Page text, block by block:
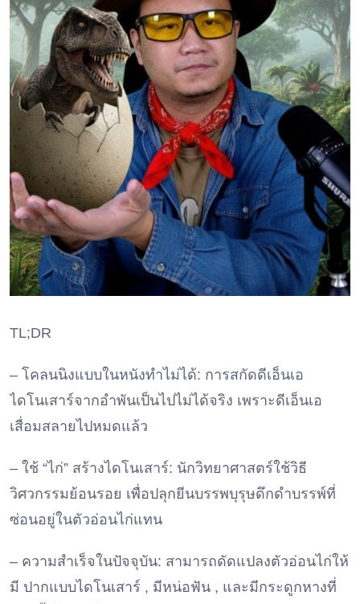
TL;DR
– โคลนนิงแบบในหนังทำไม่ได้: การสกัดดีเอ็นเอ
ไดโนเสาร์จากอำพันเป็นไปไม่ได้จริง เพราะดีเอ็นเอ
เสื่อมสลายไปหมดแล้ว
– ใช้ “ไก่” สร้างไดโนเสาร์: นักวิทยาศาสตร์ใช้วิธี
วิศวกรรมย้อนรอย เพื่อปลุกยีนบรรพบุรุษดึกดำบรรพ์ที่
ซ่อนอยู่ในตัวอ่อนไก่แทน
– ความสำเร็จในปัจจุบัน: สามารถดัดแปลงตัวอ่อนไก่ให้
มี ปากแบบไดโนเสาร์ , มีหน่อฟัน , และมีกระดูกหางที่